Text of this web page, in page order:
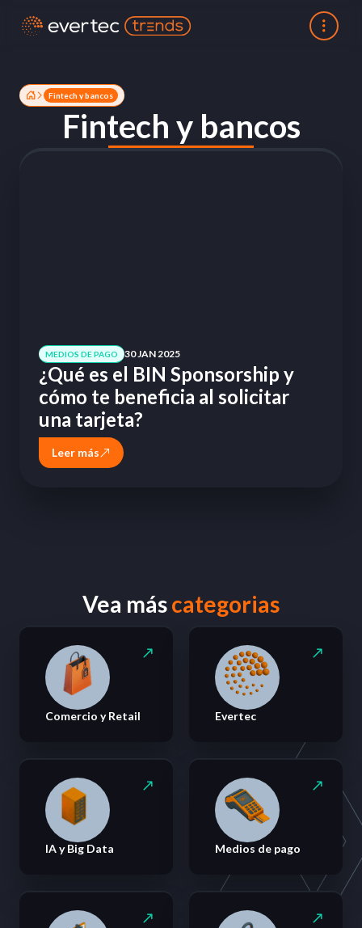
Fintech y bancos
Fintech y bancos
MEDIOS DE PAGO 30 JAN 2025
¿Qué es el BIN Sponsorship y
cómo te beneficia al solicitar
una tarjeta?
Leer más
Vea máscategorias
Comercio y Retail Evertec
IA y Big Data Medios de pago